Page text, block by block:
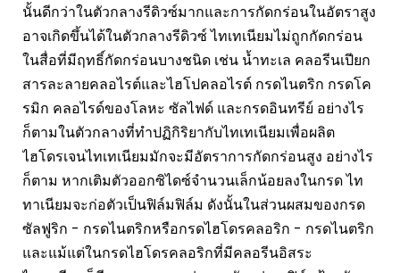
นั้นดีกว่าในตัวกลางรีดิวซ์มากและการกัดกร่อนในอัตราสูง
อาจเกิดขึ้นได้ในตัวกลางรีดิวซ์ ไทเทเนียมไม่ถูกกัดกร่อน
ในสื่อที่มีฤทธิ์กัดกร่อนบางชนิด เช่น น้ำทะเล คลอรีนเปียก
สารละลายคลอไรต์และไฮโปคลอไรต์ กรดไนตริก กรดโค
รมิก คลอไรด์ของโลหะ ซัลไฟด์ และกรดอินทรีย์ อย่างไร
ก็ตามในตัวกลางที่ทำปฏิกิริยากับไทเทเนียมเพื่อผลิต
ไฮโดรเจนไทเทเนียมมักจะมีอัตราการกัดกร่อนสูง อย่างไร
ก็ตาม หากเติมตัวออกซิไดซ์จำนวนเล็กน้อยลงในกรด ไท
ทาเนียมจะก่อตัวเป็นฟิล์มฟิล์ม ดังนั้นในส่วนผสมของกรด
ซัลฟูริก - กรดไนตริกหรือกรดไฮโดรคลอริก - กรดไนตริก
และแม้แต่ในกรดไฮโดรคลอริกที่มีคลอรีนอิสระ